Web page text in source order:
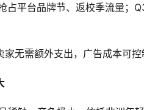
占平台品牌节、返校季流量；
无需额外支出，广告成本可控